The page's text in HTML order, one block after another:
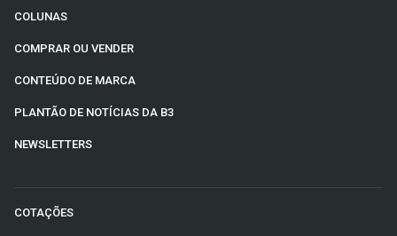
COLUNAS
COMPRAR OU VENDER
CONTEÚDO DE MARCA
PLANTÃO DE NOTÍCIAS DA B3
NEWSLETTERS
COTAÇÕES